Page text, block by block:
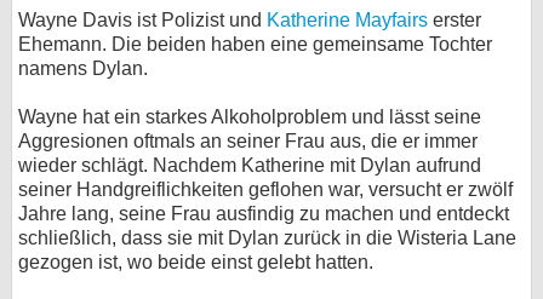
Wayne Davis ist Polizist und Katherine Mayfairs erster
Ehemann. Die beiden haben eine gemeinsame Tochter
namens Dylan.
Wayne hat ein starkes Alkoholproblem und lässt seine
Aggresionen oftmals an seiner Frau aus, die er immer
wieder schlägt. Nachdem Katherine mit Dylan aufrund
seiner Handgreiflichkeiten geflohen war, versucht er zwölf
Jahre lang, seine Frau ausfindig zu machen und entdeckt
schließlich, dass sie mit Dylan zurück in die Wisteria Lane
gezogen ist, wo beide einst gelebt hatten.
Nutzungsbedingungen
Datenschutz
Cookie-Einstellungen